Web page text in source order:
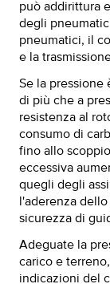
può addirittura
degli
pneumatici, il
e la
Se la pressione
di più che a
resistenza al
consumo di
fino allo
eccessiva
quegli degli
l'aderenza
sicurezza di
Adeguate la
carico e
indicazioni del